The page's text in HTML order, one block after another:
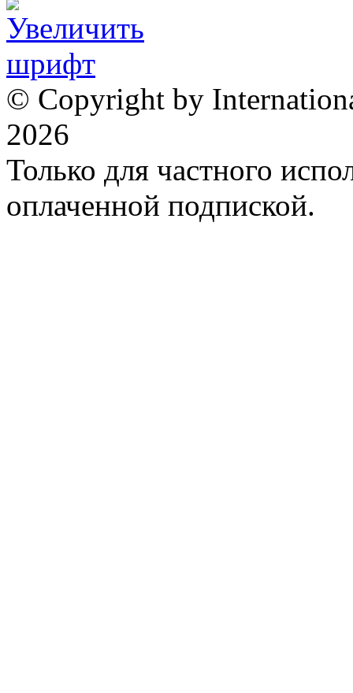
© Copyright by
2026
Только для частного
оплаченной подпиской.